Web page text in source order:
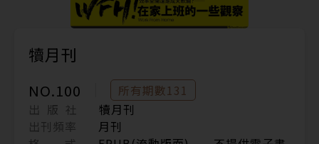
犢月刊
NO.100
所有期數131
出 版 社
犢月刊
出刊頻率
月刊